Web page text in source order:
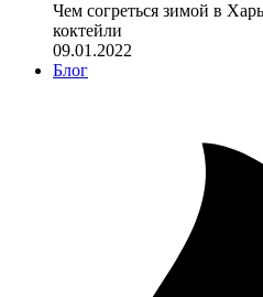
Чем согреться зимой в
коктейли
09.01.2022
Блог